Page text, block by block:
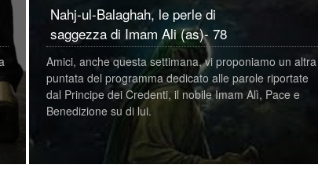
Nahj-ul-Balaghah, le perle di
saggezza di Imam Ali (as)- 78
Amici, anche questa settimana, vi proponiamo un altra
puntata del programma dedicato alle parole riportate
dal Principe dei Credenti, il nobile Imam Alì, Pace e
Benedizione su di lui.